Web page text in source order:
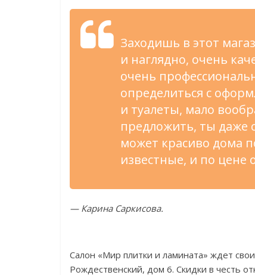
Заходишь в этот
и наглядно, очень
очень
определиться с
и туалеты, мало
предложить, ты даже
может красиво дома
известные, и по цене
— Карина Саркисова.
Салон «Мир плитки и ламината» ждет
Рождественский, дом 6. Скидки в честь